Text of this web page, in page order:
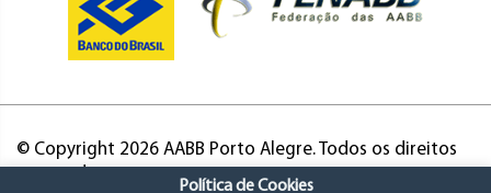
© Copyright 2026 AABB Porto Alegre. Todos os direitos
Política de Cookies